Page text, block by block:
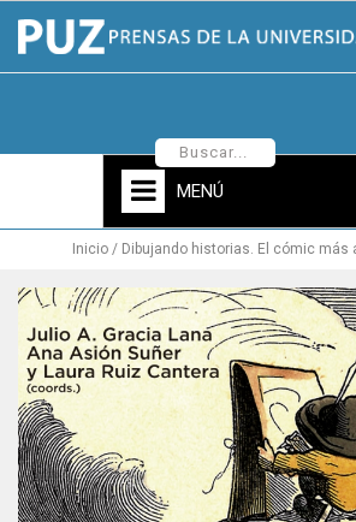
MENÚ
Inicio Dibujando historias. El cómic más